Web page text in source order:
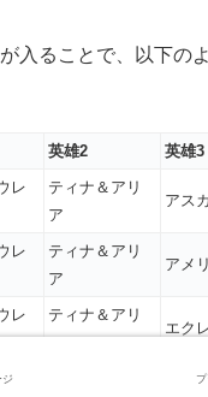
入ることで、以下の
英雄2 英雄3
レ
ティナ＆アリ
ア
アス
レ
ティナ＆アリ
ア
アメ
レ
ティナ＆アリ
ア
エク
レ
ジ